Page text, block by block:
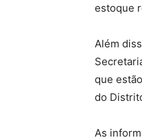
estoque
Além
que
do
As